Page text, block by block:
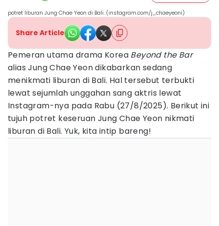
potret liburan Jung Chae Yeon di Bali. (instagram.com/j_chaeyeoni)
Share Article
Pemeran utama drama Korea Beyond the Bar
alias Jung Chae Yeon dikabarkan sedang
menikmati liburan di Bali. Hal tersebut terbukti
lewat sejumlah unggahan sang aktris lewat
Instagram-nya pada Rabu (27/8/2025). Berikut ini
tujuh potret keseruan Jung Chae Yeon nikmati
liburan di Bali. Yuk, kita intip bareng!